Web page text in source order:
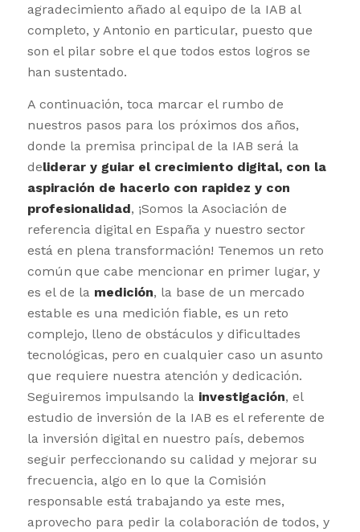
agradecimiento añado al equipo de la IAB al
completo, y Antonio en particular, puesto que
son el pilar sobre el que todos estos logros se
han sustentado.
A continuación, toca marcar el rumbo de
nuestros pasos para los próximos dos años,
donde la premisa principal de la IAB será la
deliderar y guiar el crecimiento digital, con la
aspiración de hacerlo con rapidez y con
profesionalidad, ¡Somos la Asociación de
referencia digital en España y nuestro sector
está en plena transformación! Tenemos un reto
común que cabe mencionar en primer lugar, y
es el de la medición, la base de un mercado
estable es una medición fiable, es un reto
complejo, lleno de obstáculos y dificultades
tecnológicas, pero en cualquier caso un asunto
que requiere nuestra atención y dedicación.
Seguiremos impulsando la investigación, el
estudio de inversión de la IAB es el referente de
la inversión digital en nuestro país, debemos
seguir perfeccionando su calidad y mejorar su
frecuencia, algo en lo que la Comisión
responsable está trabajando ya este mes,
aprovecho para pedir la colaboración de todos, y